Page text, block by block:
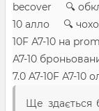
becover 🔍
10 алло 🔍
10F А7-10 на
А7-10
7.0 A7-10F А7-10
Ще здається